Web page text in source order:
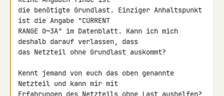
die benötigte Grundlast. Einziger Anhaltspunkt
ist die Angabe "CURRENT
RANGE 0~3A" im Datenblatt. Kann ich mich
deshalb darauf verlassen, dass
das Netzteil ohne Grundlast auskommt?
Kennt jemand von euch das oben genannte
Netzteil und kann mir mit
Erfahrungen des Netzteils ohne Last aushelfen?